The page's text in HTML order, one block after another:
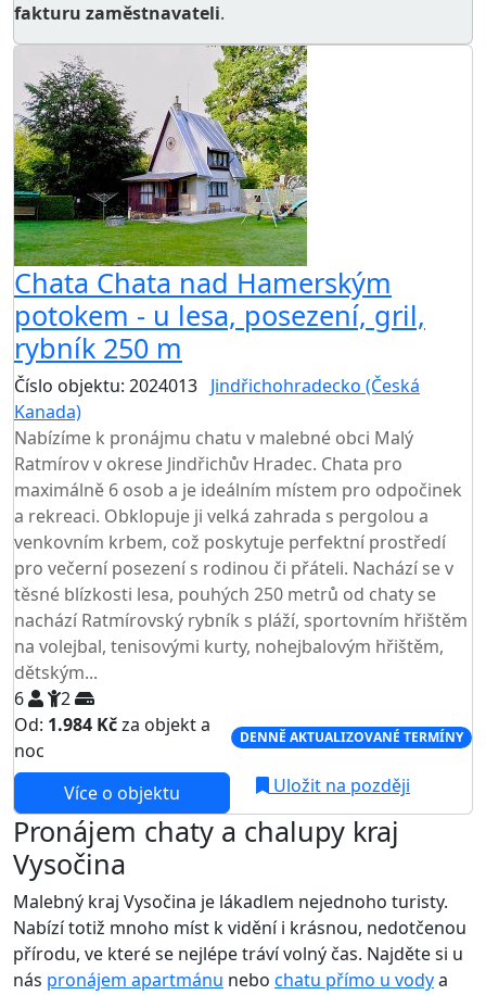
fakturu zaměstnavateli.
Chata Chata nad Hamerským
potokem - u lesa, posezení, gril,
rybník 250 m
Číslo objektu: 2024013 Jindřichohradecko (Česká
Kanada)
Nabízíme k pronájmu chatu v malebné obci Malý
Ratmírov v okrese Jindřichův Hradec. Chata pro
maximálně 6 osob a je ideálním místem pro odpočinek
a rekreaci. Obklopuje ji velká zahrada s pergolou a
venkovním krbem, což poskytuje perfektní prostředí
pro večerní posezení s rodinou či přáteli. Nachází se v
těsné blízkosti lesa, pouhých 250 metrů od chaty se
nachází Ratmírovský rybník s pláží, sportovním hřištěm
na volejbal, tenisovými kurty, nohejbalovým hřištěm,
dětským...
6
2
Od: 1.984 Kčza objekt a
noc
DENNĚ AKTUALIZOVANÉ TERMÍNY
Více o objektu Uložit na později
Pronájem chaty a chalupy kraj
Vysočina
Malebný kraj Vysočina je lákadlem nejednoho turisty.
Nabízí totiž mnoho míst k vidění i krásnou, nedotčenou
přírodu, ve které se nejlépe tráví volný čas. Najděte si u
nás pronájem apartmánu nebo chatu přímo u vodya